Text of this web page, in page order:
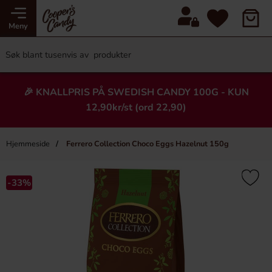
Meny
🎉 KNALLPRIS PÅ SWEDISH CANDY 100G - KUN
12,90kr/st (ord 22,90)
Hjemmeside Ferrero Collection Choco Eggs Hazelnut 150g
Heading
×
-52%
-33%